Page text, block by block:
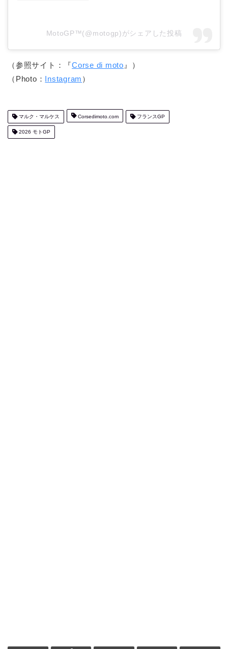
MotoGP™(@motogp)がシェアした投稿
（参照サイト：『Corse di moto 』）
（Photo： Instagram ）
マルク・マルケス Corsedimoto.com フランスGP
2026 モトGP